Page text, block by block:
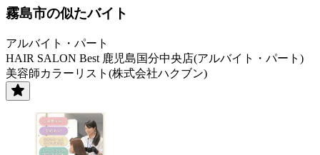
霧島市の似たバイト
アルバイト・パート
HAIR SALON Best 鹿児島国分中央店(アルバイト・パート)
美容師カラーリスト(株式会社ハクブン)